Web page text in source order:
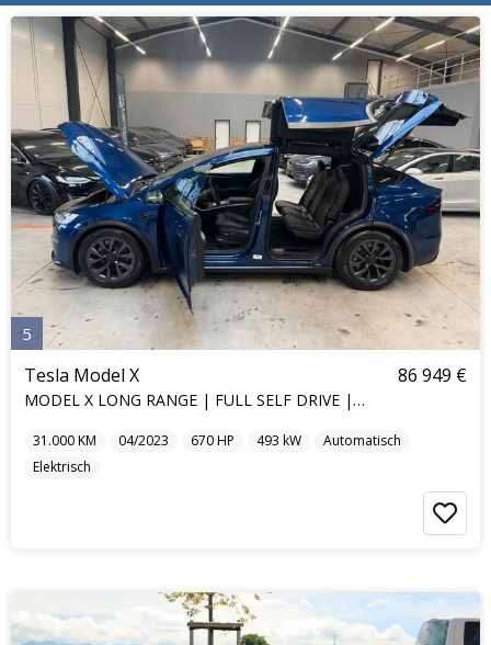
5
Tesla Model X
MODEL X LONG RANGE | FULL SELF DRIVE | 7SEAT |
86 949 €
31.000KM 04/2023 670HP 493 kW
Automatisch
Elektrisch